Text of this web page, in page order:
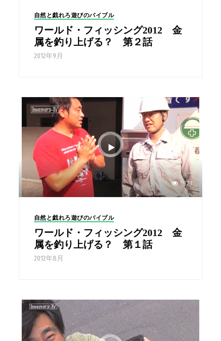
自然と戯れろ遊びのバイブル
ワールド・フィッシング2012 金
属を釣り上げる？ 第２話
2012年9月
1,823
自然と戯れろ遊びのバイブル
ワールド・フィッシング2012 金
属を釣り上げる？ 第１話
2012年8月